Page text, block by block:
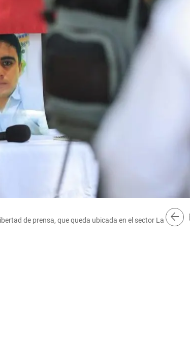
arrow_back
de prensa, que queda ubicada en el sector La